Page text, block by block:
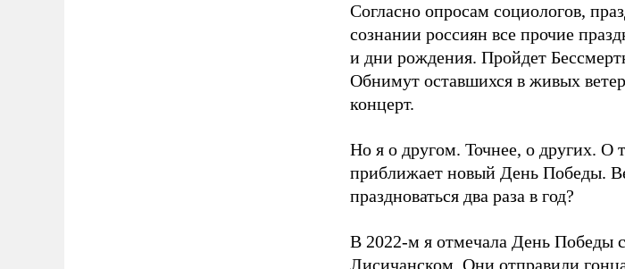
Согласно опросам социологов,
сознании россиян все прочие
и дни рождения. Пройдет
Обнимут оставшихся в живых
концерт.
Но я о другом. Точнее, о других. О
приближает новый День Победы.
праздноваться два раза в год?
В 2022-м я отмечала День Победы
Лисичанском. Они отправили